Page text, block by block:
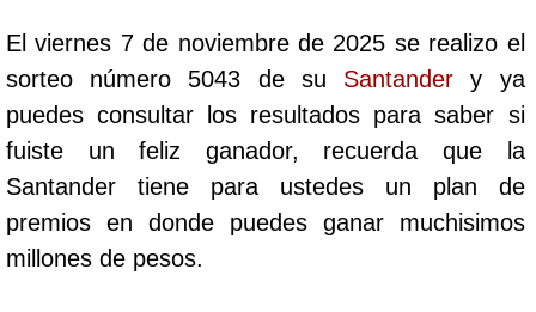
Cafeterito Noche
Caribeña Día
Caribeña Noche
Chontico Día
El viernes 7 de noviembre de 2025 se realizo el
sorteo número 5043 de su Santander y ya
puedes consultar los resultados para saber si
fuiste un feliz ganador, recuerda que la
Santander tiene para ustedes un plan de
premios en donde puedes ganar muchisimos
millones de pesos.